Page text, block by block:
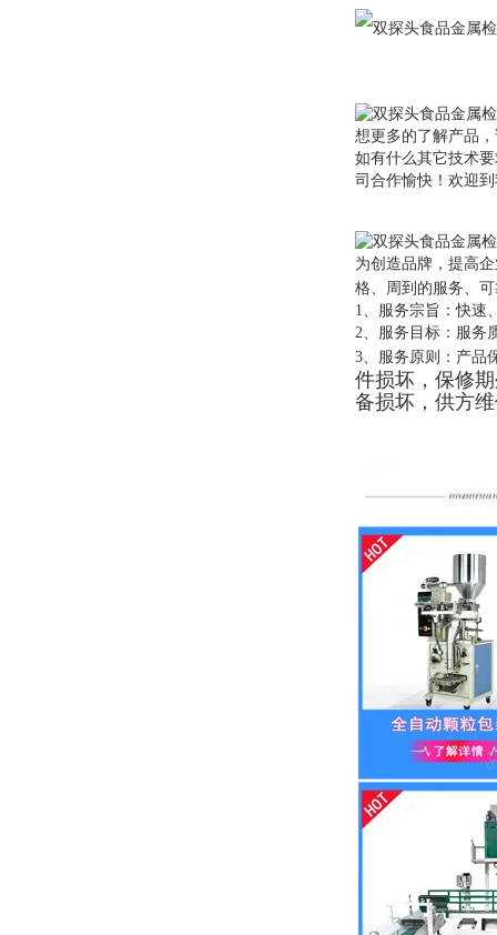
想更多的了解产品
如有什么其它技术
司合作愉快！欢迎
为创造品牌，提高
格、周到的服务、
1、服务宗旨：快速
2、服务目标：服务
3、服务原则：产品
件损坏，保修
备损坏，供方